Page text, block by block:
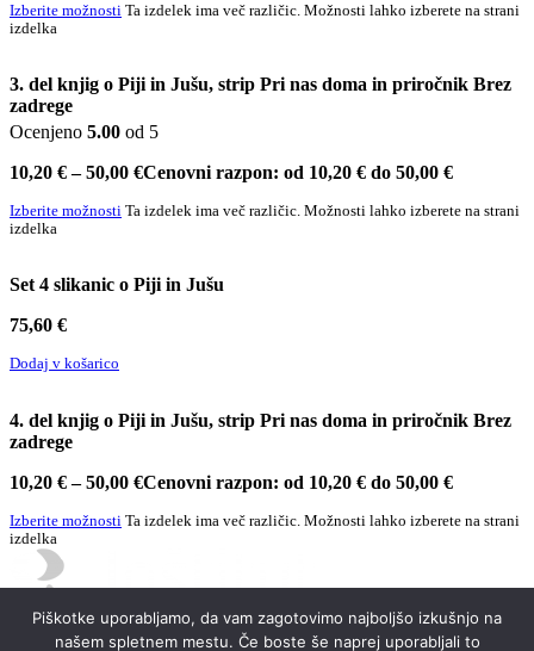
Izberite možnosti Ta izdelek ima več različic. Možnosti lahko izberete na strani
izdelka
3. del knjig o Piji in Jušu, strip Pri nas doma in priročnik Brez
zadrege
Ocenjeno 5.00 od 5
10,20 € – 50,00 €Cenovni razpon: od 10,20 € do 50,00 €
Izberite možnosti Ta izdelek ima več različic. Možnosti lahko izberete na strani
izdelka
Set 4 slikanic o Piji in Jušu
75,60 €
Dodaj v košarico
4. del knjig o Piji in Jušu, strip Pri nas doma in priročnik Brez
zadrege
10,20 € – 50,00 €Cenovni razpon: od 10,20 € do 50,00 €
Izberite možnosti Ta izdelek ima več različic. Možnosti lahko izberete na strani
izdelka
Piškotke uporabljamo, da vam zagotovimo najboljšo izkušnjo na
našem spletnem mestu. Če boste še naprej uporabljali to